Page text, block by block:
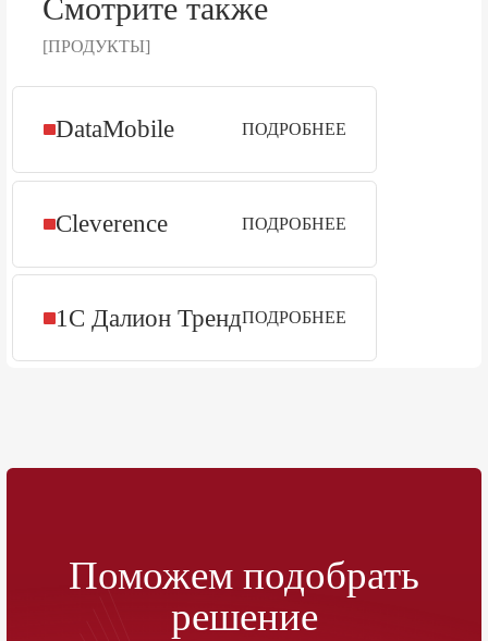
Смотрите также
[ПРОДУКТЫ]
DataMobile ПОДРОБНЕЕ
Cleverence ПОДРОБНЕЕ
1С Далион ТрендПОДРОБНЕЕ
Поможем подобрать
решение